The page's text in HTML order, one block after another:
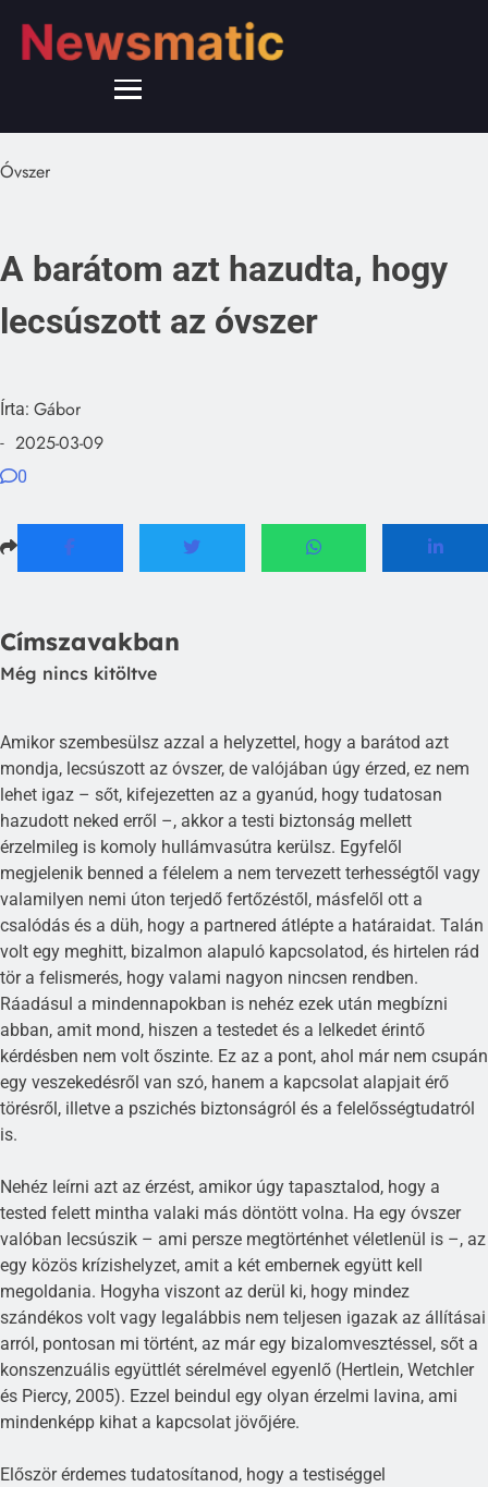
Óvszer
A barátom azt hazudta, hogy
lecsúszott az óvszer
Írta: Gábor
- 2025-03-09
0
Címszavakban
Még nincs kitöltve
Amikor szembesülsz azzal a helyzettel, hogy a barátod azt
mondja, lecsúszott az óvszer, de valójában úgy érzed, ez nem
lehet igaz – sőt, kifejezetten az a gyanúd, hogy tudatosan
hazudott neked erről –, akkor a testi biztonság mellett
érzelmileg is komoly hullámvasútra kerülsz. Egyfelől
megjelenik benned a félelem a nem tervezett terhességtől vagy
valamilyen nemi úton terjedő fertőzéstől, másfelől ott a
csalódás és a düh, hogy a partnered átlépte a határaidat. Talán
volt egy meghitt, bizalmon alapuló kapcsolatod, és hirtelen rád
tör a felismerés, hogy valami nagyon nincsen rendben.
Ráadásul a mindennapokban is nehéz ezek után megbízni
abban, amit mond, hiszen a testedet és a lelkedet érintő
kérdésben nem volt őszinte. Ez az a pont, ahol már nem csupán
egy veszekedésről van szó, hanem a kapcsolat alapjait érő
törésről, illetve a pszichés biztonságról és a felelősségtudatról
is.
Nehéz leírni azt az érzést, amikor úgy tapasztalod, hogy a
tested felett mintha valaki más döntött volna. Ha egy óvszer
valóban lecsúszik – ami persze megtörténhet véletlenül is –, az
egy közös krízishelyzet, amit a két embernek együtt kell
megoldania. Hogyha viszont az derül ki, hogy mindez
szándékos volt vagy legalábbis nem teljesen igazak az állításai
arról, pontosan mi történt, az már egy bizalomvesztéssel, sőt a
konszenzuális együttlét sérelmével egyenlő (Hertlein, Wetchler
és Piercy, 2005). Ezzel beindul egy olyan érzelmi lavina, ami
mindenképp kihat a kapcsolat jövőjére.
Először érdemes tudatosítanod, hogy a testiséggel